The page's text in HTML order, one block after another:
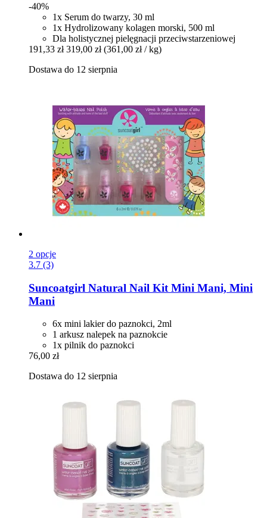
-40%
1x Serum do twarzy, 30 ml
1x Hydrolizowany kolagen morski, 500 ml
Dla holistycznej pielęgnacji przeciwstarzeniowej
191,33 zł 319,00 zł (361,00 zł / kg)
Dostawa do 12 sierpnia
2 opcje
3.7 (3)
Suncoatgirl Natural Nail Kit Mini Mani, Mini
Mani
6x mini lakier do paznokci, 2ml
1 arkusz nalepek na paznokcie
1x pilnik do paznokci
76,00 zł
Dostawa do 12 sierpnia